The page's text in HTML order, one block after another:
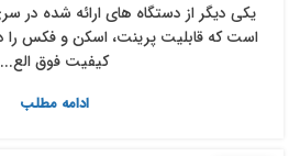
یکی دیگر از دستگاه های ارائه شده در
است که قابلیت پرینت، اسکن و فکس را
کیفیت فوق الع...
ادامه مطلب